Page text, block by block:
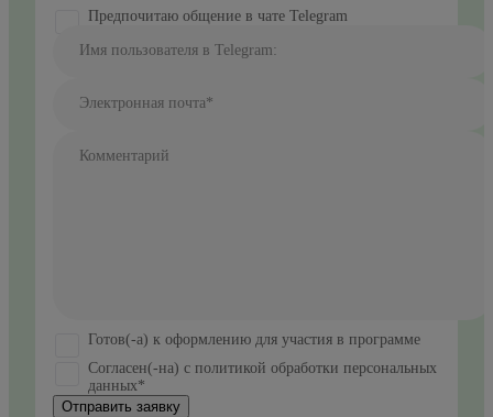
+1Предпочитаю общение в чате Telegram
Имя пользователя в Telegram:
Электронная почта*
Комментарий
Готов(-а) к оформлению для участия в программе
Согласен(-на) с политикой обработки персональных
данных*
Отправить заявку